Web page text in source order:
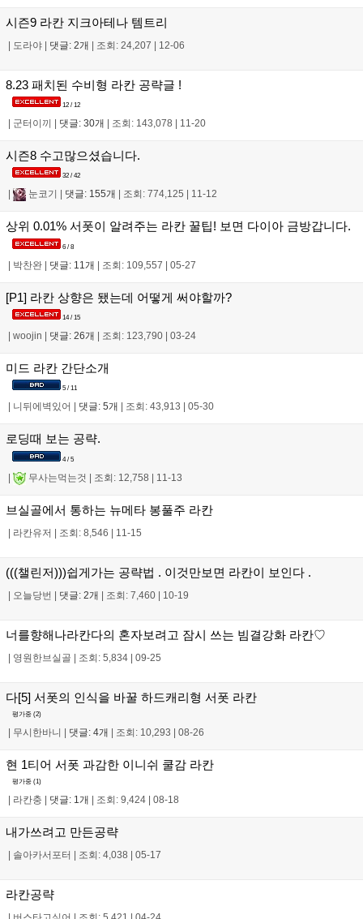
시즌9 라칸 지크아테나 템트리
| 도라야 | 댓글: 2개 | 조회: 24,207 | 12-06
8.23 패치된 수비형 라칸 공략글 !
12 / 12
| 군터이끼 | 댓글: 30개 | 조회: 143,078 | 11-20
시즌8 수고많으셨습니다.
32 / 42
눈코기 댓글: 155개 조회: 774,125 11-12
상위 0.01% 서폿이 알려주는 라칸 꿀팁! 보면 다이아 금방갑니다.
6 / 8
| 박찬완 | 댓글: 11개 | 조회: 109,557 | 05-27
[P1] 라칸 상향은 됐는데 어떻게 써야할까?
14 / 15
woojin 댓글: 26개 조회: 123,790 03-24
미드 라칸 간단소개
5 / 11
니뒤에벽있어 댓글: 5개 조회: 43,913 05-30
로딩때 보는 공략.
4 / 5
| 무사는먹는것 | 조회: 12,758 | 11-13
브실골에서 통하는 뉴메타 봉풀주 라칸
| 라칸유저 | 조회: 8,546 | 11-15
(((챌린저)))쉽게가는 공략법 . 이것만보면 라칸이 보인다 .
| 오늘당번 | 댓글: 2개 | 조회: 7,460 | 10-19
너를향해나라칸다의 혼자보려고 잠시 쓰는 빔결강화 라칸♡
| 영원한브실골 | 조회: 5,834 | 09-25
다[5] 서폿의 인식을 바꿀 하드캐리형 서폿 라칸
평가중 (2)
무시한바니 댓글: 4개 조회: 10,293 08-26
현 1티어 서폿 과감한 이니쉬 쿨감 라칸
평가중 (1)
라칸충 댓글: 1개 조회: 9,424 08-18
내가쓰려고 만든공략
솔아카서포터 조회: 4,038 05-17
라칸공략